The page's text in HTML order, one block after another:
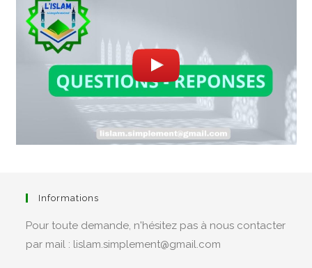
Informations
Pour toute demande, n'hésitez pas à nous contacter
par mail : lislam.simplement@gmail.com